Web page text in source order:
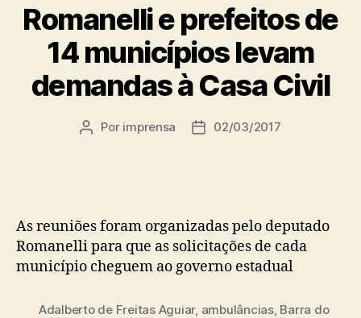
Romanelli e prefeitos de
14 municípios levam
demandas à Casa Civil
Autor
Por imprensa
Data02/03/2017
As reuniões foram organizadas pelo deputado
Romanelli para que as solicitações de cada
município cheguem ao governo estadual
Adalberto de Freitas Aguiar, ambulâncias, Barra do